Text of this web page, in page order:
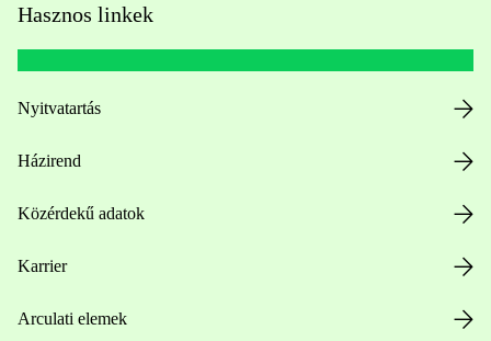
Hasznos linkek
Nyitvatartás
Házirend
Közérdekű adatok
Karrier
Arculati elemek